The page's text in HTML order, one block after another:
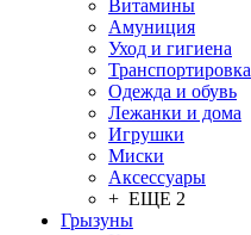
Витамины
Амуниция
Уход и гигиена
Транспортировка
Одежда и обувь
Лежанки и дома
Игрушки
Миски
Аксессуары
+ ЕЩЕ 2
Грызуны